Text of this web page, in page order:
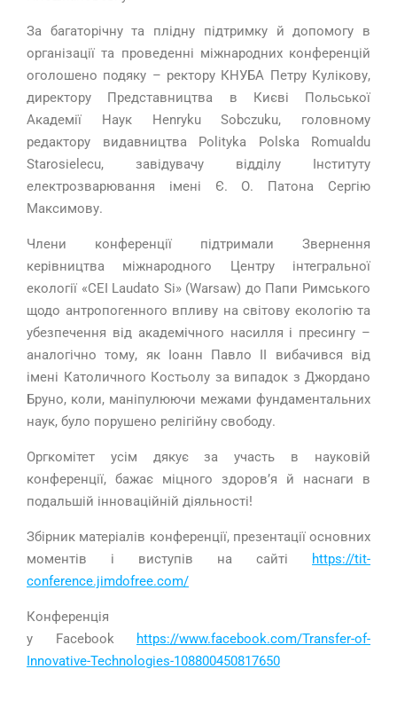
За багаторічну та плідну підтримку й допомогу в
організації та проведенні міжнародних конференцій
оголошено подяку – ректору КНУБА Петру Кулікову,
директору Представництва в Києві Польської
Академії Наук
Henryku Sobczuku, головному
редактору видавництва
Polityka Polska
Romualdu
Starosielecu, завідувачу відділу Інституту
електрозварювання імені Є. О. Патона Сергію
Максимову.
Члени конференції підтримали Звернення
керівництва міжнародного Центру інтегральної
екології «CEI Laudato Si» (Warsaw) до Папи Римського
щодо антропогенного впливу на світову екологію та
убезпечення від академічного насилля і пресингу –
аналогічно тому, як Іоанн Павло
вибачився від
імені Католичного Костьолу за випадок з Джордано
Бруно, коли, маніпулюючи межами фундаментальних
наук, було порушено релігійну свободу.
Оргкомітет усім дякує за участь в науковій
конференції, бажає міцного здоров’я й наснаги в
подальшій інноваційній діяльності!
Збірник матеріалів конференції, презентації основних
моментів і виступів на сайті
https://tit-
conference.jimdofree.com/
Конференція
у
Facebook
https://www.facebook.com/Transfer-of-
Innovative-Technologies-108800450817650